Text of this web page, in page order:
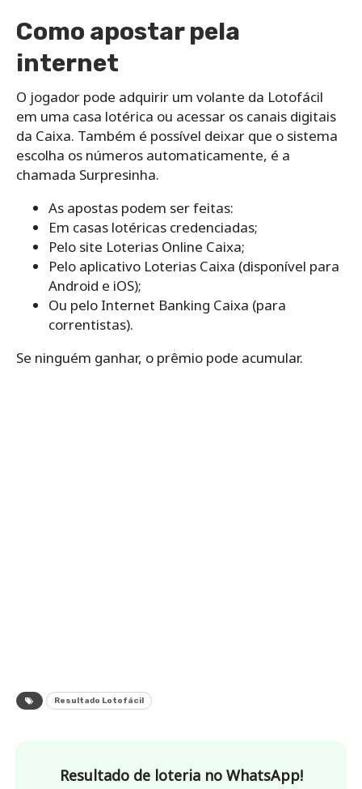
Como apostar pela
internet
O jogador pode adquirir um volante da Lotofácil
em uma casa lotérica ou acessar os canais digitais
da Caixa. Também é possível deixar que o sistema
escolha os números automaticamente, é a
chamada Surpresinha.
As apostas podem ser feitas:
Em casas lotéricas credenciadas;
Pelo site Loterias Online Caixa;
Pelo aplicativo Loterias Caixa (disponível para
Android e iOS);
Ou pelo Internet Banking Caixa (para
correntistas).
Se ninguém ganhar, o prêmio pode acumular.
Resultado Lotofácil
Resultado de loteria no WhatsApp!